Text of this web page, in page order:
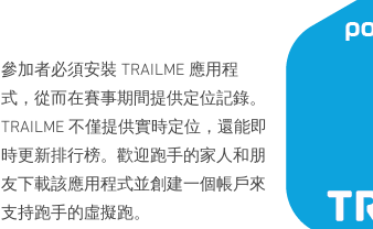
參加者必須安裝 TRAILME 應用程
式，從而在賽事期間提供定位記錄。
TRAILME 不僅提供實時定位，還能即
時更新排行榜。歡迎跑手的家人和朋
友下載該應用程式並創建一個帳戶來
支持跑手的虛擬跑。